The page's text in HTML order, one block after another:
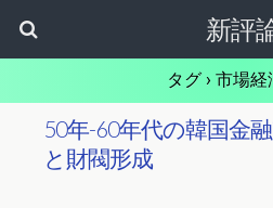
新評
タグ › 市場
50年-60年代の韓国金
と財閥形成